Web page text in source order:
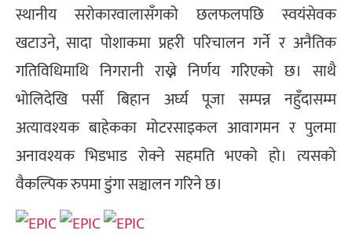
स्थानीय सरोकारवालासँगको छलफलपछि स्वयंसेवक
खटाउने, सादा पोशाकमा प्रहरी परिचालन गर्ने र अनैतिक
गतिविधिमाथि निगरानी राख्ने निर्णय गरिएको छ। साथै
भोलिदेखि पर्सी बिहान अर्घ्य पूजा सम्पन्न नहुँदासम्म
अत्यावश्यक बाहेकका मोटरसाइकल आवागमन र पुलमा
अनावश्यक भिडभाड रोक्ने सहमति भएको हो। त्यसको
वैकल्पिक रुपमा डुंगा सञ्चालन गरिने छ।